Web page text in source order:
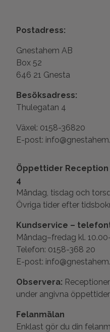
Postadress:
Gnestahem AB
Box 52
646 21 Gnesta
Besöksadress:
Thulegatan 4
Växel: 0158-36820
E-post:
Öppettider Reception
4
Måndag, tisdag och
Övriga tider efter
Kundservice –
Måndag–fredag kl.
Telefon: 0158-368 20
E-post:
Observera:
under angivna
Felanmälan
Enklast gör du din